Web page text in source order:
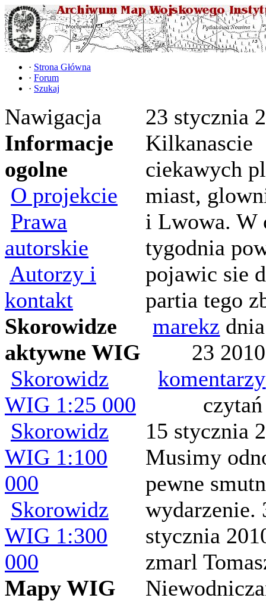
· Strona Główna
· Forum
· Szukaj
Nawigacja
Informacje
ogolne
O projekcie
Prawa
autorskie
Autorzy i
kontakt
Skorowidze
aktywne WIG
Skorowidz
WIG 1:25 000
Skorowidz
WIG 1:100
000
Skorowidz
WIG 1:300
000
Mapy WIG
23 stycznia
Kilkanascie
ciekawych
miast,
i Lwowa. W
tygodnia
pojawic sie
partia tego
marekz
23
komentarzy
czytań
15 stycznia
Musimy
pewne
wydarzenie.
stycznia
zmarl